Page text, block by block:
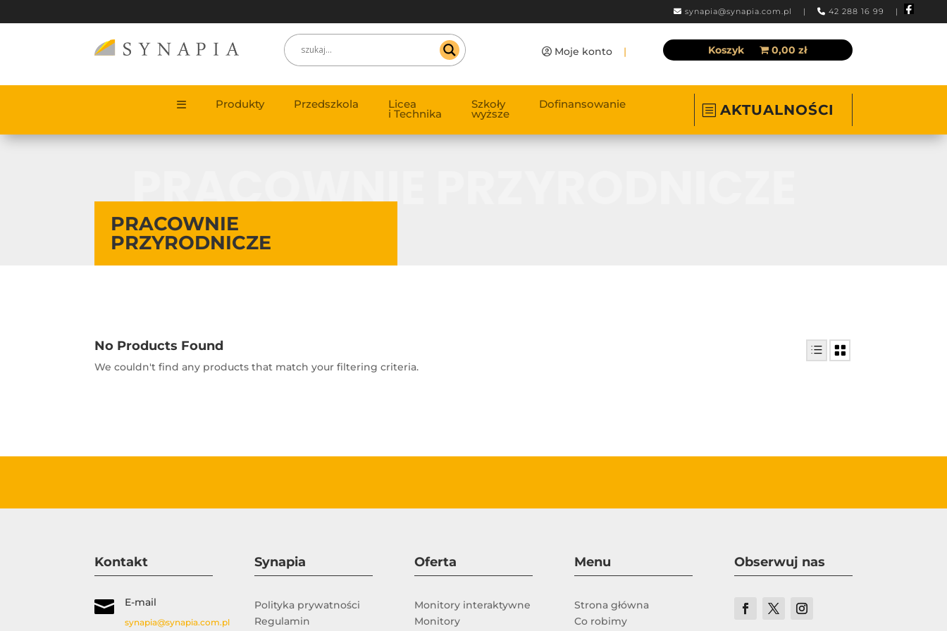
synapia@synapia.com.pl | 42 288 16 99 |
Moje konto | Koszyk 0,00 zł
Produkty Przedszkola Licea
i Technika
Szkoły
wyższe
Dofinansowanie AKTUALNOŚCI
PRACOWNIE PRZYRODNICZE
PRACOWNIE
PRZYRODNICZE
No Products Found
We couldn't find any products that match your filtering criteria.
Kontakt
 E-mail
synapia@synapia.com.pl
Synapia
Polityka prywatności
Regulamin
Oferta
Monitory interaktywne
Monitory
Menu
Strona główna
Co robimy
Obserwuj nas